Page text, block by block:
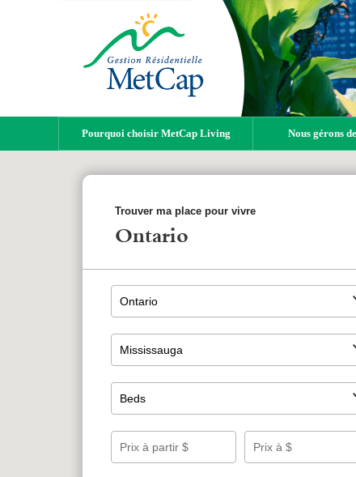
Pourquoi choisir MetCap Living Nous gérons
Trouver ma place pour vivre
Ontario